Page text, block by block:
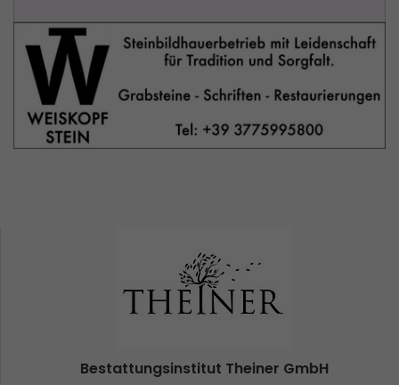
Bestattungsinstitut Theiner GmbH